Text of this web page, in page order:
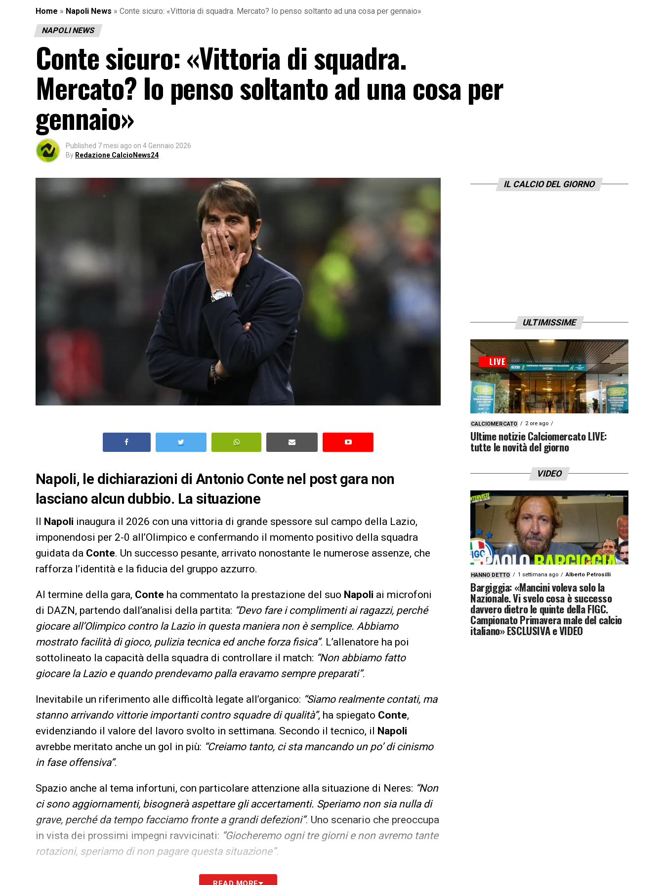
Home » Napoli News » Conte sicuro: «Vittoria di squadra. Mercato? Io penso soltanto ad una cosa per gennaio»
NAPOLI NEWS
Conte sicuro: «Vittoria di squadra.
Mercato? Io penso soltanto ad una cosa per
gennaio»
Published 7 mesi ago on 4 Gennaio 2026
By Redazione CalcioNews24
Napoli, le dichiarazioni di Antonio Conte nel post gara non
lasciano alcun dubbio. La situazione
Il Napoli inaugura il 2026 con una vittoria di grande spessore sul campo della Lazio,
imponendosi per 2-0 all’Olimpico e confermando il momento positivo della squadra
guidata da Conte. Un successo pesante, arrivato nonostante le numerose assenze, che
rafforza l’identità e la fiducia del gruppo azzurro.
Al termine della gara, Conte ha commentato la prestazione del suo Napoli ai microfoni
di DAZN, partendo dall’analisi della partita: “Devo fare i complimenti ai ragazzi, perché
giocare all’Olimpico contro la Lazio in questa maniera non è semplice. Abbiamo
mostrato facilità di gioco, pulizia tecnica ed anche forza fisica”. L’allenatore ha poi
sottolineato la capacità della squadra di controllare il match: “Non abbiamo fatto
giocare la Lazio e quando prendevamo palla eravamo sempre preparati”.
Inevitabile un riferimento alle difficoltà legate all’organico: “Siamo realmente contati, ma
stanno arrivando vittorie importanti contro squadre di qualità”, ha spiegato Conte,
evidenziando il valore del lavoro svolto in settimana. Secondo il tecnico, il Napoli
avrebbe meritato anche un gol in più: “Creiamo tanto, ci sta mancando un po’ di cinismo
in fase offensiva”.
Spazio anche al tema infortuni, con particolare attenzione alla situazione di Neres: “Non
ci sono aggiornamenti, bisognerà aspettare gli accertamenti. Speriamo non sia nulla di
grave, perché da tempo facciamo fronte a grandi defezioni”. Uno scenario che preoccupa
in vista dei prossimi impegni ravvicinati: “Giocheremo ogni tre giorni e non avremo tante
rotazioni, speriamo di non pagare questa situazione”.
ha chiuso evitando il tema mercato:“Io devo fare l’allenatore e ottimizzare
IL CALCIO DEL GIORNO
ULTIMISSIME
CALCIOMERCATO 2 ore ago
Ultime notizie Calciomercato LIVE:
tutte le novità del giorno
VIDEO
HANNO DETTO 1 settimana ago Alberto Petrosilli
Bargiggia: «Mancini voleva solo la
Nazionale. Vi svelo cosa è successo
davvero dietro le quinte della FIGC.
Campionato Primavera male del calcio
italiano» ESCLUSIVA e VIDEO